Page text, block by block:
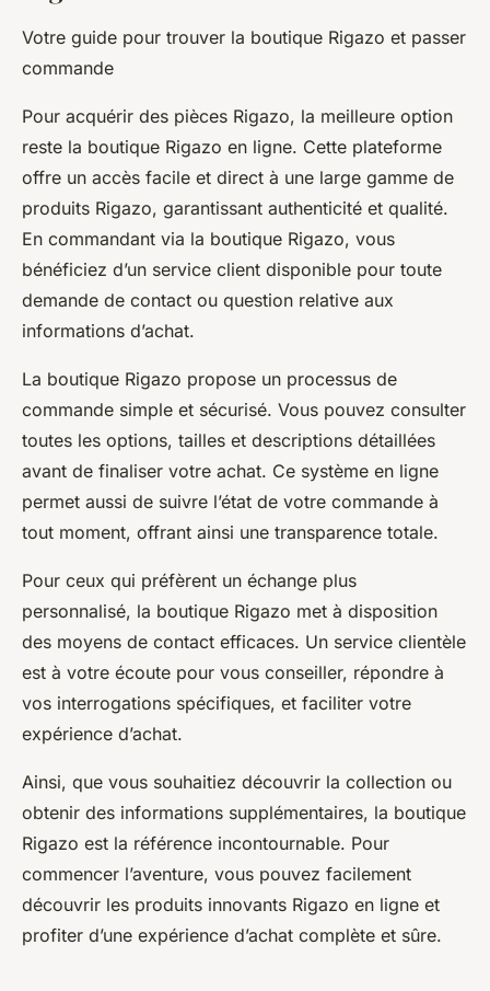
Votre guide pour trouver la boutique Rigazo et passer
commande
Pour acquérir des pièces Rigazo, la meilleure option
reste la boutique Rigazo en ligne. Cette plateforme
offre un accès facile et direct à une large gamme de
produits Rigazo, garantissant authenticité et qualité.
En commandant via la boutique Rigazo, vous
bénéficiez d’un service client disponible pour toute
demande de contact ou question relative aux
informations d’achat.
La boutique Rigazo propose un processus de
commande simple et sécurisé. Vous pouvez consulter
toutes les options, tailles et descriptions détaillées
avant de finaliser votre achat. Ce système en ligne
permet aussi de suivre l’état de votre commande à
tout moment, offrant ainsi une transparence totale.
Pour ceux qui préfèrent un échange plus
personnalisé, la boutique Rigazo met à disposition
des moyens de contact efficaces. Un service clientèle
est à votre écoute pour vous conseiller, répondre à
vos interrogations spécifiques, et faciliter votre
expérience d’achat.
Ainsi, que vous souhaitiez découvrir la collection ou
obtenir des informations supplémentaires, la boutique
Rigazo est la référence incontournable. Pour
commencer l’aventure, vous pouvez facilement
découvrir les produits innovants Rigazo en ligne et
profiter d’une expérience d’achat complète et sûre.